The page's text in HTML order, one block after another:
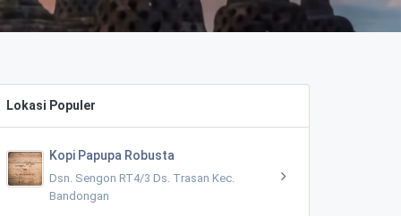
Lokasi Populer
Kopi Papupa Robusta
Dsn. Sengon RT4/3 Ds. Trasan Kec.
Bandongan